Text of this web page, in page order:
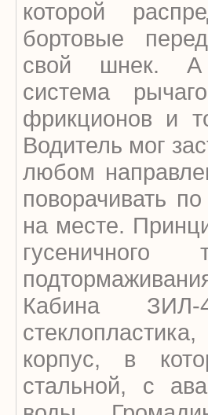
которой
бортовые
свой шнек. А
система
фрикционов и
Водитель мог
любом
поворачивать
на месте.
Кабина ЗИЛ-
корпус, в
стальной, с